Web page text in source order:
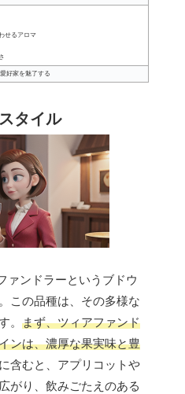
せるアロマ
好家を魅了する
タイル
ァンドラーというブドウ
この品種は、その多様な
。 まず、ツィアファンド
ンは、濃厚な果実味と豊
含むと、アプリコットや
がり、飲みごたえのある